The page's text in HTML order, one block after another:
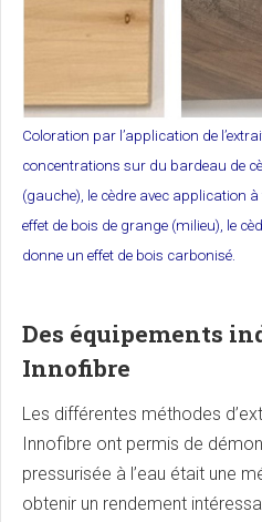
Coloration par l’application de
concentrations sur du bardeau de
(gauche), le cèdre avec application
effet de bois de grange (milieu), le
donne un effet de bois carbonisé.
Des équipements
Innofibre
Les différentes méthodes
Innofibre ont permis de
pressurisée à l’eau était une
obtenir un rendement